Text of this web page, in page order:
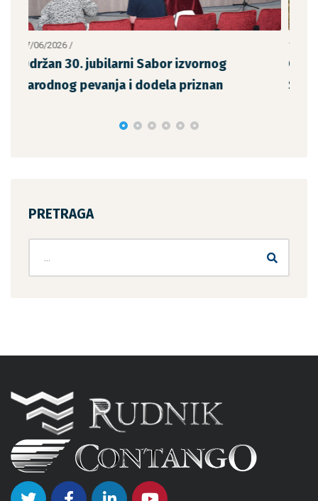
Održana sportska manifestacija „San
Savićko“
PRETRAGA